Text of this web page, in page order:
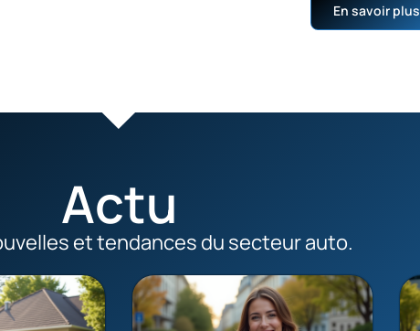
En savoir plus
Actu
et tendances du secteur auto.